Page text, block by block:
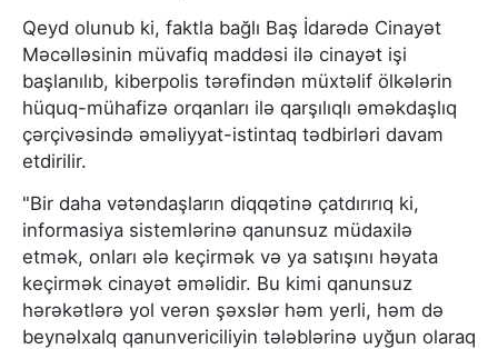
Qeyd olunub ki, faktla bağlı Baş İdarədə Cinayət
Məcəlləsinin müvafiq maddəsi ilə cinayət işi
başlanılıb, kiberpolis tərəfindən müxtəlif ölkələrin
hüquq-mühafizə orqanları ilə qarşılıqlı əməkdaşlıq
çərçivəsində əməliyyat-istintaq tədbirləri davam
etdirilir.
"Bir daha vətəndaşların diqqətinə çatdırırıq ki,
informasiya sistemlərinə qanunsuz müdaxilə
etmək, onları ələ keçirmək və ya satışını həyata
keçirmək cinayət əməlidir. Bu kimi qanunsuz
hərəkətlərə yol verən şəxslər həm yerli, həm də
beynəlxalq qanunvericiliyin tələblərinə uyğun olaraq